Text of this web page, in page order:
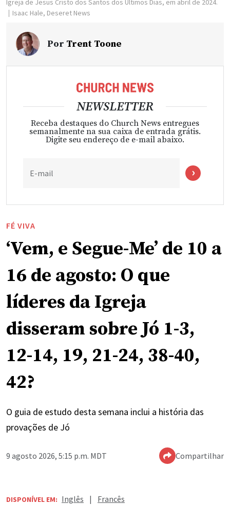
Isaac Hale, Deseret News
Por Trent Toone
NEWSLETTER
Receba destaques do Church News entregues
semanalmente na sua caixa de entrada grátis.
Digite seu endereço de e-mail abaixo.
E-mail
FÉ VIVA
‘Vem, e Segue-Me’ de 10 a
16 de agosto: O que
líderes da Igreja
disseram sobre Jó 1-3,
12-14, 19, 21-24, 38-40,
42?
O guia de estudo desta semana inclui a história das
provações de Jó
9 agosto 2026, 5:15 p.m. MDT Compartilhar
DISPONÍVEL EM: Inglês | Francês